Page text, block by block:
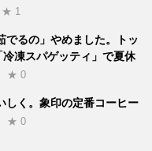
★ 1
でるの」やめました。トッ
凍スパゲッティ」で夏休
★ 0
しく。象印の定番コーヒー
★ 0